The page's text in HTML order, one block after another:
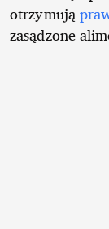
otrzymują
zasądzone